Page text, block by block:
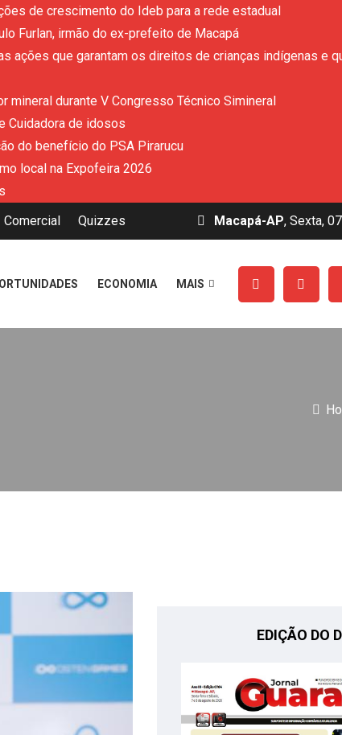
de crescimento do Ideb para a rede estadual
Furlan, irmão do ex-prefeito de Macapá
ações que garantam os direitos de crianças indígenas e
mineral durante V Congresso Técnico Simineral
Cuidadora de idosos
do benefício do PSA Pirarucu
local na Expofeira 2026
Comercial Quizzes Macapá-AP, Sexta,
ECONOMIA MAIS
EDIÇÃO DO